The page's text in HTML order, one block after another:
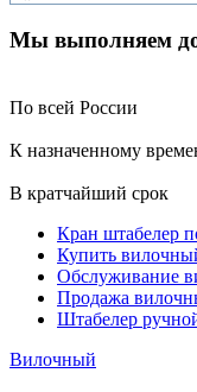
Мы выполняем
По всей России
К назначенному
В кратчайший срок
Кран штабелер
Купить
Обслуживание
Продажа
Штабелер
Вилочный